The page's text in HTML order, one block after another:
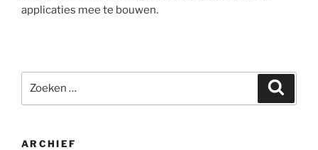
applicaties mee te bouwen.
naar:
ARCHIEF